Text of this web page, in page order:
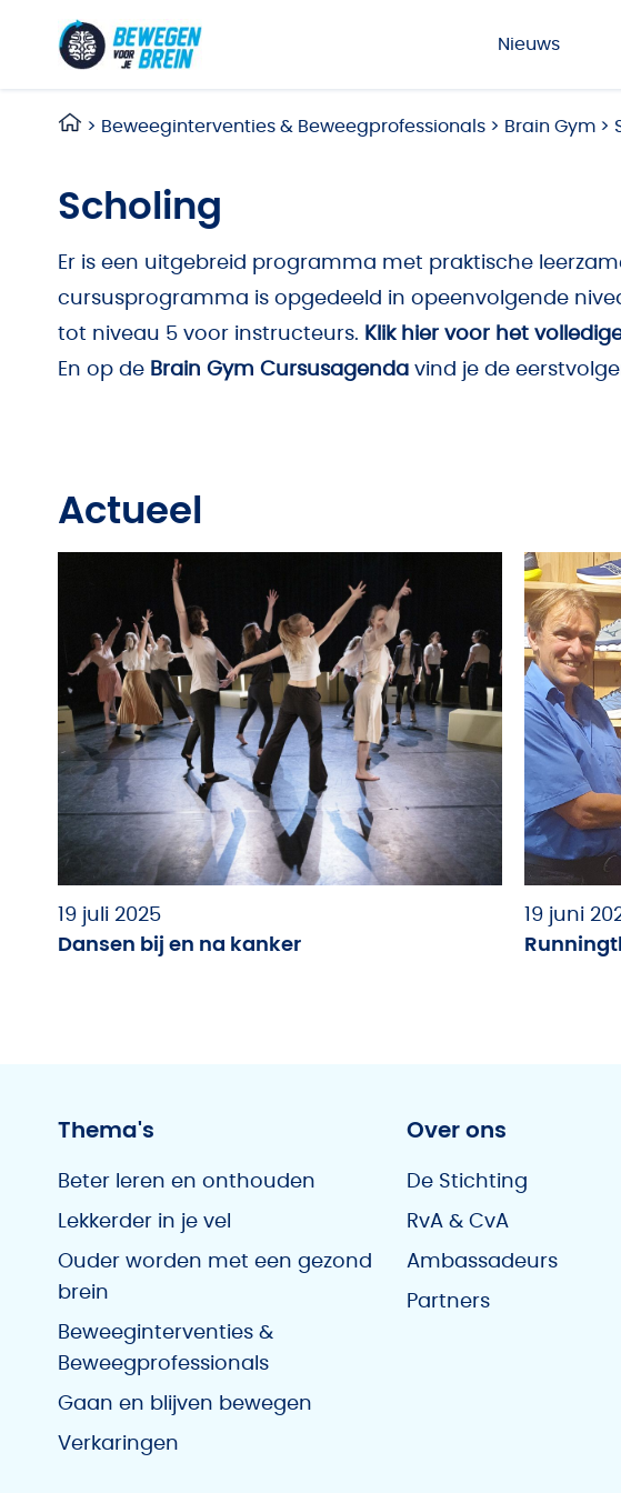
Nieuws
> Beweeginterventies & Beweegprofessionals > Brain Gym >
Scholing
Er is een uitgebreid programma met praktische
cursusprogramma is opgedeeld in opeenvolgende
tot niveau 5 voor instructeurs. Klik hier voor het
En op de Brain Gym Cursusagenda vind je de
Actueel
19 juli 2025
Dansen bij en na kanker
19 juni
Thema's
Beter leren en onthouden
Lekkerder in je vel
Ouder worden met een gezond
brein
Beweeginterventies &
Beweegprofessionals
Gaan en blijven bewegen
Verkaringen
Over ons
De Stichting
RvA & CvA
Ambassadeurs
Partners